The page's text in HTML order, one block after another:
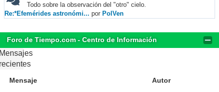
Todo sobre la observación del "otro" cielo.
Re:*Efemérides astronómi... por PolVen
Foro de Tiempo.com - Centro de Información
Mensaje Autor